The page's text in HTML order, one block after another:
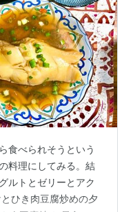
食べられそうという
料理にしてみる。結
ルトとゼリーとアク
ひき肉豆腐炒めの夕